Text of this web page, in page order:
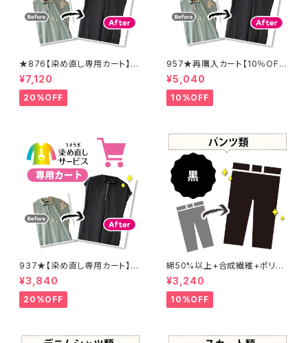
★876【染め直し専用カート】8
900円
¥7,120
20%OFF
957★再購入カート【10％OF
F】
¥5,040
10%OFF
937★【染め直し専用カート】4
800円
¥3,840
20%OFF
綿50%以上+合成繊維+ポリウ
レタン 黒染め パンツ 【元色：
黒】 -染め直し[漆黒 - Black]4
01-0076
¥3,240
10%OFF